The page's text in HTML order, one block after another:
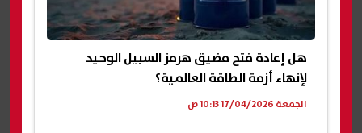
هل إعادة فتح مضيق هرمز السبيل الوحيد
لإنهاء أزمة الطاقة العالمية؟
الجمعة 17/04/2026 10:13 ص